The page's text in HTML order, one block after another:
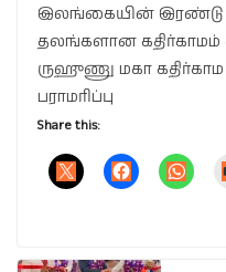
இலங்கையின் இரண்டு
தலங்களான கதிர்காமம்
ருஹுணு மகா
பராமரிப்பு
Share this: